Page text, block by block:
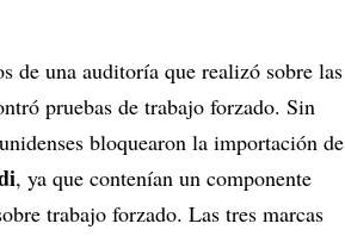
de una auditoría que realizó sobre las
pruebas de trabajo forzado. Sin
bloquearon la importación de
, ya que contenían un componente
trabajo forzado. Las tres marcas